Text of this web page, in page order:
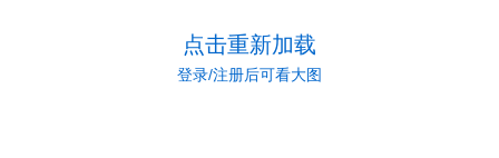
点击重新加载
登录/注册后可看大图